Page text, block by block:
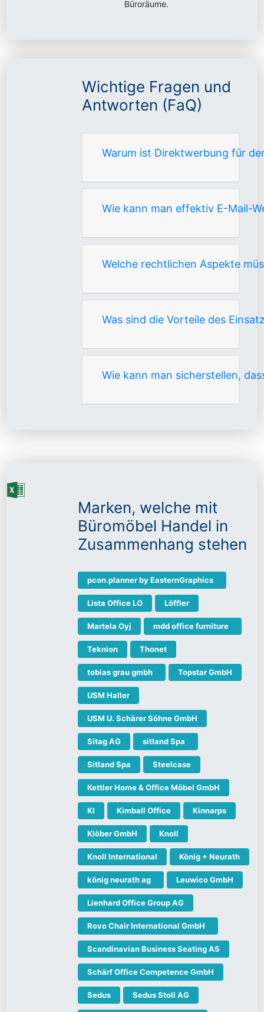
Büroräume.
Wichtige Fragen und
Antworten (FaQ)
Warum ist Direktwerbung für
Wie kann man effektiv E-Mail-
Welche rechtlichen Aspekte
Was sind die Vorteile des
Wie kann man sicherstellen,
Marken, welche mit
Büromöbel Handel in
Zusammenhang stehen
pcon.planner by EasternGraphics
Lista Office LO Löffler
Martela Oyj mdd office furniture
Teknion Thonet
tobias grau gmbh Topstar GmbH
USM Haller
USM U. Schärer Söhne GmbH
Sitag AG sitland Spa
Sitland Spa Steelcase
Kettler Home & Office Möbel GmbH
KI Kimball Office Kinnarps
Klöber GmbH Knoll
Knoll International König + Neurath
könig neurath ag Leuwico GmbH
Lienhard Office Group AG
Rovo Chair International GmbH
Scandinavian Business Seating AS
Schärf Office Competence GmbH
Sedus Sedus Stoll AG